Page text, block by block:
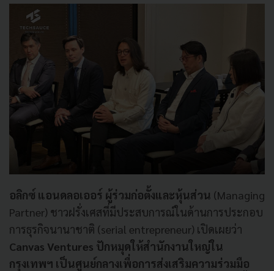
อลิกซ์ แอนดลอเออร์ ผู้ร่วมก่อตั้งและหุ้นส่วน (Managing
Partner) ชาวฝรั่งเศสที่มีประสบการณ์ในด้านการประกอบ
การธุรกิจนานาชาติ (serial entrepreneur) เปิดเผยว่า
Canvas Ventures ปักหมุดให้สำนักงานใหญ่ใน
กรุงเทพฯ เป็นศูนย์กลางเพื่อการส่งเสริมความร่วมมือ